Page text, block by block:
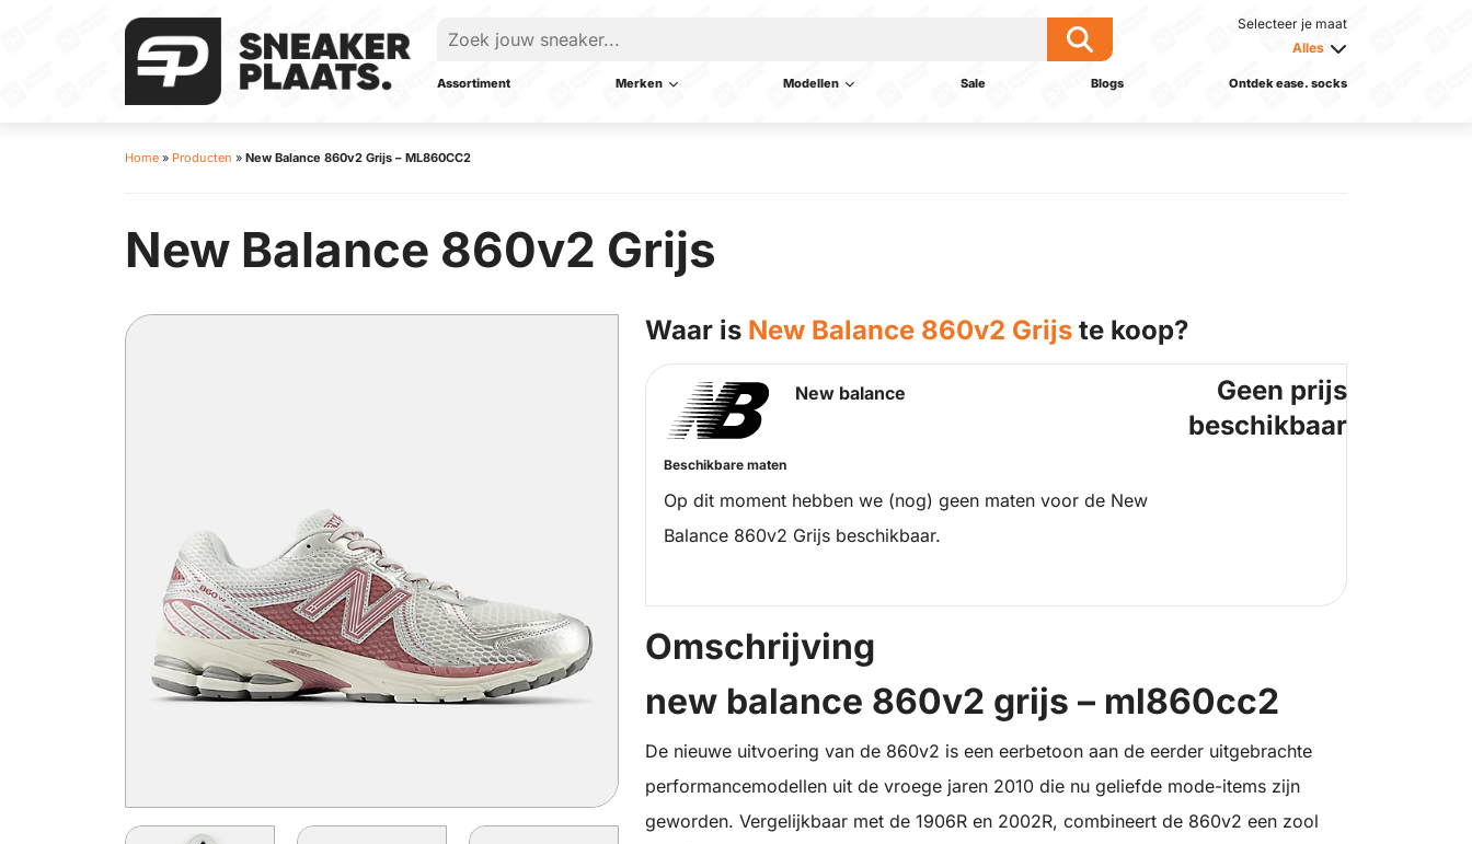
Selecteer je maat
Alles
Assortiment Merken Modellen Sale Blogs Ontdek ease. socks
Home » Producten » New Balance 860v2 Grijs – ML860CC2
New Balance 860v2 Grijs
Waar is New Balance 860v2 Grijs te koop?
New balance
Beschikbare maten
Op dit moment hebben we (nog) geen maten voor de New
Balance 860v2 Grijs beschikbaar.
Geen prijs
beschikbaar
Omschrijving
new balance 860v2 grijs – ml860cc2
De nieuwe uitvoering van de 860v2 is een eerbetoon aan de eerder uitgebrachte
performancemodellen uit de vroege jaren 2010 die nu geliefde mode-items zijn
geworden. Vergelijkbaar met de 1906R en 2002R, combineert de 860v2 een zool